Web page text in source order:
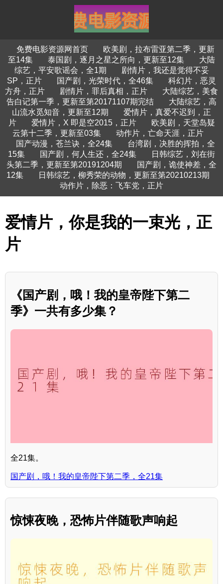
免费电影资源网首页
欧美剧，拉布雷亚第二季，更新
至14集
泰国剧，逐月之星之所向，更新至12集
大陆
综艺，平安歌谣会，全1期
剧情片，我还是觉得不妥
SP，正片
国产剧，光荣时代，全46集
科幻片，恶灵
方舟，正片
剧情片，罪后真相，正片
大陆综艺，美食
告白记第一季，更新至第20171107期完结
大陆综艺，高
山流水觅知音，更新至12期
爱情片，真爱不迟到，正
片
爱情片，X 即是空2015，正片
欧美剧，天堂岛疑
云第十二季，更新至03集
动作片，亡命天涯，正片
国产动漫，苍兰诀，全24集
台湾剧，决胜的挥拍，全
15集
国产剧，何人生还，全24集
日韩综艺，刘在街
头第二季，更新至第20191204期
国产剧，诡使神差，全
12集
日韩综艺，柳秀荣的动物，更新至第20210213期
动作片，除恶：飞车党，正片
爱情片，你是我的一束光，正
片
《国产剧，哦！我的皇帝陛下第二
季》一共有多少集？
全21集。
国产剧，哦！我的皇帝陛下第二季，全21集
惊悚夜晚，恐怖片伴随歌声响起